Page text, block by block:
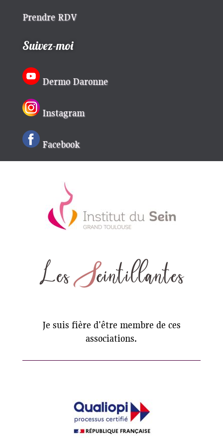
Prendre RDV
Suivez-moi
Dermo Daronne
Instagram
Facebook
Je suis fière d'être membre de ces
associations.